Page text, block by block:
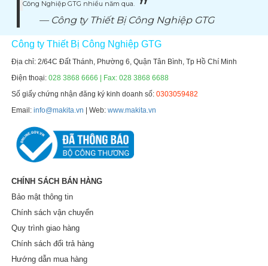
Công Nghiệp GTG nhiều năm qua.
Công ty Thiết Bị Công Nghiệp GTG
Công ty Thiết Bị Công Nghiệp GTG
Địa chỉ: 2/64C Đất Thánh, Phường 6, Quận Tân Bình, Tp Hồ Chí Minh
Điện thoại:028 3868 6666 | Fax: 028 3868 6688
Số giấy chứng nhận đăng ký kinh doanh số:0303059482
Email:info@makita.vn | Web:www.makita.vn
CHÍNH SÁCH BÁN HÀNG
Bảo mật thông tin
Chính sách vận chuyển
Quy trình giao hàng
Chính sách đổi trả hàng
Hướng dẫn mua hàng